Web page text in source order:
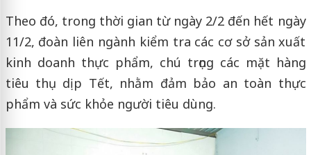
Theo đó, trong thời gian từ ngày 2/2 đến hết ngày
11/2, đoàn liên ngành kiểm tra các cơ sở sản xuất
kinh doanh thực phẩm, chú trọng các mặt hàng
tiêu thụ dịp Tết, nhằm đảm bảo an toàn thực
phẩm và sức khỏe người tiêu dùng.